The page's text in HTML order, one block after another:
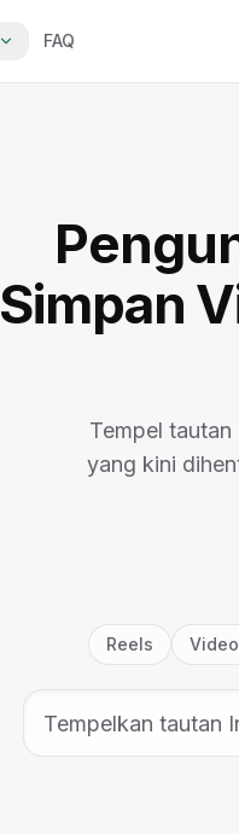
FAQ
Simpan
Tempel
yang kini
Reels Video